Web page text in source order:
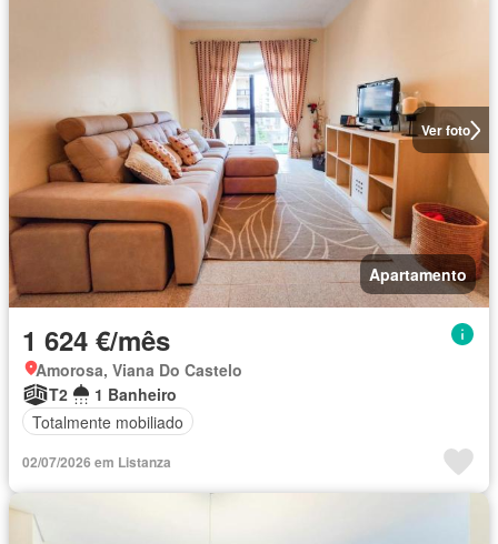
Ver foto
Apartamento
1 624 €/mês
Amorosa, Viana Do Castelo
T2
1 Banheiro
Totalmente mobiliado
02/07/2026 em Listanza